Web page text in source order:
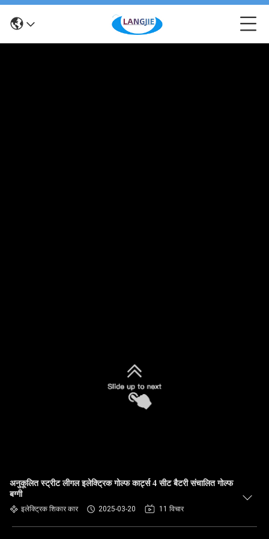
अनुकूलित स्ट्रीट लीगल इलेक्ट्रिक गोल्फ कार्ट्स 4 सीट बैटरी संचालित गोल्फ
बग्गी
इलेक्ट्रिक शिकार कार 2025-03-20 11 विचार